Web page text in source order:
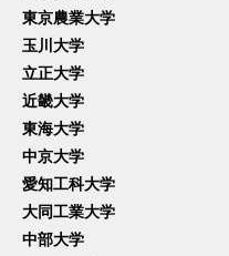
東京農業大学
玉川大学
立正大学
近畿大学
東海大学
中京大学
愛知工科大学
大同工業大学
中部大学